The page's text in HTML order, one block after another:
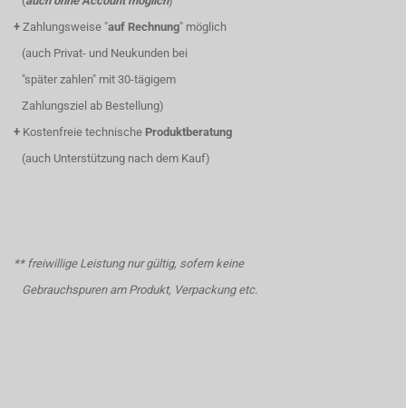
+ Zahlungsweise "auf Rechnung" möglich
(auch Privat- und Neukunden bei
"später zahlen" mit 30-tägigem
Zahlungsziel ab Bestellung)
+ Kostenfreie technische Produktberatung
(auch Unterstützung nach dem Kauf)
** freiwillige Leistung nur gültig, sofern keine
Gebrauchspuren am Produkt, Verpackung etc.